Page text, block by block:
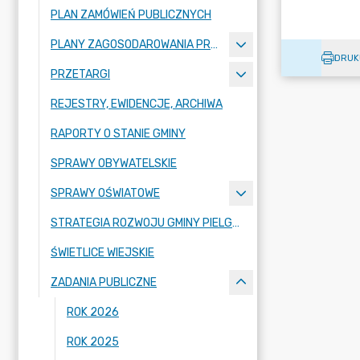
PLAN ZAMÓWIEŃ PUBLICZNYCH
PLANY ZAGOSODAROWANIA PRZESTRZENNEGO
PRZETARGI
REJESTRY, EWIDENCJE, ARCHIWA
RAPORTY O STANIE GMINY
SPRAWY OBYWATELSKIE
SPRAWY OŚWIATOWE
STRATEGIA ROZWOJU GMINY PIELGRZYMKA NA LATA 2026-2035
ŚWIETLICE WIEJSKIE
ZADANIA PUBLICZNE
ROK 2026
ROK 2025